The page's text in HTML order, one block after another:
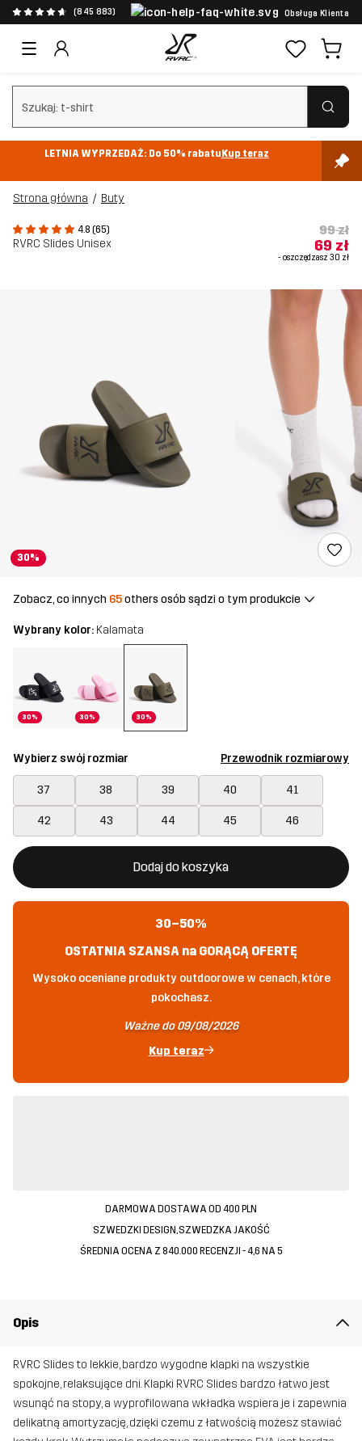
(845 883) Obsługa Klienta
Wyczyść wyszukiwanie
LETNIA WYPRZEDAŻ: Do 50% rabatuKup teraz
Strona główna Buty
4.8 (65)
RVRC Slides Unisex
99 zł
69 zł
- oszczędzasz 30 zł
30%
Zobacz, co innych 65others osób sądzi o tym produkcie
Wybrany kolor: Kalamata
30% 30% 30%
Wybierz swój rozmiar Przewodnik rozmiarowy
37 38 39 40 41
42 43 44 45 46
Dodaj do koszyka
Ten przycisk otworzy nowe okno, w którym można
{{size}} nie jest dostępny
30–50%
OSTATNIA SZANSA na GORĄCĄ OFERTĘ
Wysoko oceniane produkty outdoorowe w cenach, które
pokochasz.
Ważne do 09/08/2026
Kup teraz
DARMOWA DOSTAWA OD 400 PLN
SZWEDZKI DESIGN, SZWEDZKA JAKOŚĆ
ŚREDNIA OCENA Z 840.000 RECENZJI - 4,6 NA 5
Opis
RVRC Slides to lekkie, bardzo wygodne klapki na wszystkie
spokojne, relaksujące dni. Klapki RVRC Slides bardzo łatwo jest
wsunąć na stopy, a wyprofilowana wkładka wspiera je i zapewnia
delikatną amortyzację, dzięki czemu z łatwością możesz stawiać